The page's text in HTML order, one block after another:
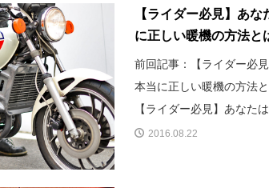
【ライダー必見】あ
に正しい暖機の方法と
前回記事：【ライダー必
本当に正しい暖機の方法
【ライダー必見】あなた
2016.08.22